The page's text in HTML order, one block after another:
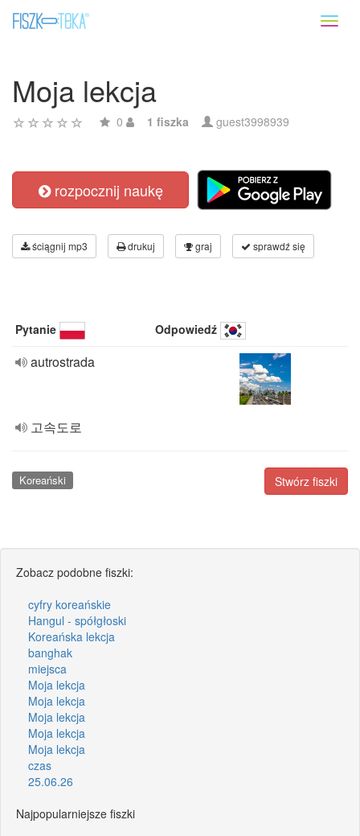
Moja lekcja
0 1 fiszka guest3998939
rozpocznij naukę
ściągnij mp3 drukuj graj sprawdź się
Pytanie Odpowiedź
autrostrada
고속도로
Stwórz fiszki
Koreański
Zobacz podobne fiszki:
cyfry koreańskie
Hangul - spółgłoski
Koreańska lekcja
banghak
miejsca
Moja lekcja
Moja lekcja
Moja lekcja
Moja lekcja
Moja lekcja
czas
25.06.26
Najpopularniejsze fiszki